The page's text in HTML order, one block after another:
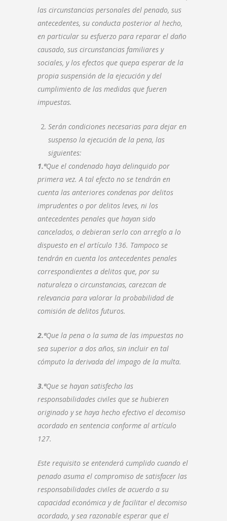
las circunstancias personales del penado, sus
antecedentes, su conducta posterior al hecho,
en particular su esfuerzo para reparar el daño
causado, sus circunstancias familiares y
sociales, y los efectos que quepa esperar de la
propia suspensión de la ejecución y del
cumplimiento de las medidas que fueren
impuestas.
Serán condiciones necesarias para dejar en
suspenso la ejecución de la pena, las
siguientes:
1.ªQue el condenado haya delinquido por
primera vez. A tal efecto no se tendrán en
cuenta las anteriores condenas por delitos
imprudentes o por delitos leves, ni los
antecedentes penales que hayan sido
cancelados, o debieran serlo con arreglo a lo
dispuesto en el artículo 136. Tampoco se
tendrán en cuenta los antecedentes penales
correspondientes a delitos que, por su
naturaleza o circunstancias, carezcan de
relevancia para valorar la probabilidad de
comisión de delitos futuros.
2.ªQue la pena o la suma de las impuestas no
sea superior a dos años, sin incluir en tal
cómputo la derivada del impago de la multa.
3.ªQue se hayan satisfecho las
responsabilidades civiles que se hubieren
originado y se haya hecho efectivo el decomiso
acordado en sentencia conforme al artículo
127.
Este requisito se entenderá cumplido cuando el
penado asuma el compromiso de satisfacer las
responsabilidades civiles de acuerdo a su
capacidad económica y de facilitar el decomiso
acordado, y sea razonable esperar que el